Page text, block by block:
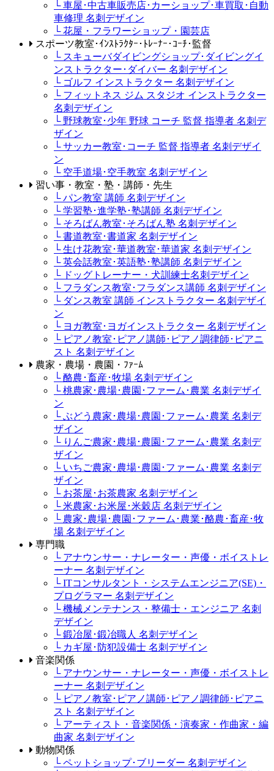
└ 車屋･中古車販売店･カーショップ･車買取･自動
車修理 名刺デザイン
└ 花屋・フラワーショップ・園芸店
スポーツ教室･ｲﾝｽﾄﾗｸﾀｰ･ﾄﾚｰﾅｰ･ｺｰﾁ･監督
└ スキューバダイビングショップ･ダイビングイ
ンストラクター･ダイバー 名刺デザイン
└ ゴルフ インストラクター 名刺デザイン
└ フィットネス ジム スタジオ インストラクター
名刺デザイン
└ 野球教室･少年 野球 コーチ 監督 指導者 名刺デ
ザイン
└ サッカー教室･コーチ 監督 指導者 名刺デザイ
ン
└ 空手道場･空手教室 名刺デザイン
習い事・教室・塾・講師・先生
└ パン教室 講師 名刺デザイン
└ 学習塾･進学塾･塾講師 名刺デザイン
└ そろばん教室･そろばん塾 名刺デザイン
└ 書道教室･書道家 名刺デザイン
└ 生け花教室･華道教室･華道家 名刺デザイン
└ 英会話教室･英語塾･塾講師 名刺デザイン
└ ドッグトレーナー・犬訓練士名刺デザイン
└ フラダンス教室･フラダンス講師 名刺デザイン
└ ダンス教室 講師 インストラクター 名刺デザイ
ン
└ ヨガ教室･ヨガインストラクター 名刺デザイン
└ ピアノ教室･ピアノ講師･ピアノ調律師･ピアニ
スト 名刺デザイン
農家・農場・農園・ﾌｧｰﾑ
└ 酪農･畜産･牧場 名刺デザイン
└ 桃農家･農場･農園･ファーム･農業 名刺デザイ
ン
└ ぶどう農家･農場･農園･ファーム･農業 名刺デ
ザイン
└ りんご農家･農場･農園･ファーム･農業 名刺デ
ザイン
└ いちご農家･農場･農園･ファーム･農業 名刺デ
ザイン
└ お茶屋･お茶農家 名刺デザイン
└ 米農家･お米屋･米穀店 名刺デザイン
└ 農家･農場･農園･ファーム･農業･酪農･畜産･牧
場 名刺デザイン
専門職
└ アナウンサー・ナレーター・声優・ボイストレ
ーナー 名刺デザイン
└ ITコンサルタント・システムエンジニア(SE)・
プログラマー 名刺デザイン
└ 機械メンテナンス・整備士・エンジニア 名刺
デザイン
└ 鍛冶屋･鍛冶職人 名刺デザイン
└ カギ屋･防犯設備士 名刺デザイン
音楽関係
└ アナウンサー・ナレーター・声優・ボイストレ
ーナー 名刺デザイン
└ ピアノ教室･ピアノ講師･ピアノ調律師･ピアニ
スト 名刺デザイン
└ アーティスト・音楽関係・演奏家・作曲家・編
曲家 名刺デザイン
動物関係
└ ペットショップ･ブリーダー 名刺デザイン